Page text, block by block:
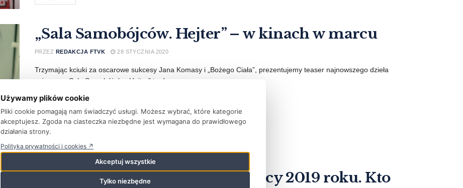
„Sala Samobójców. Hejter” – w kinach w marcu
PRZEZ REDAKCJA FTVK 28 STYCZNIA 2020
Trzymając kciuki za oscarowe sukcesy Jana Komasy i „Bożego Ciała”, prezentujemy teaser najnowszego dzieła
reżysera. „Sala Samobójców. Hejter” to druga ...
WIĘCEJ
Najpopularniejsi i najlepsi twórcy 2019 roku. Kto
Używamy plików cookie
Pliki cookie pomagają nam świadczyć usługi. Możesz wybrać, które kategorie
akceptujesz. Zgoda na ciasteczka niezbędne jest wymagana do prawidłowego
działania strony.
Polityka prywatności i cookies ↗
Akceptuj wszystkie
Tylko niezbędne